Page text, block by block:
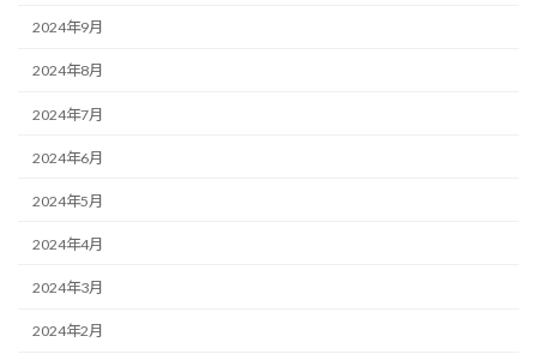
2024年9月
2024年8月
2024年7月
2024年6月
2024年5月
2024年4月
2024年3月
2024年2月